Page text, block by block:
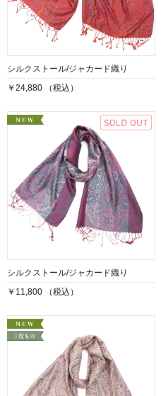
シルクストール/ジャカード織り
￥24,880 （税込）
シルクストール/ジャカード織り
￥11,800 （税込）